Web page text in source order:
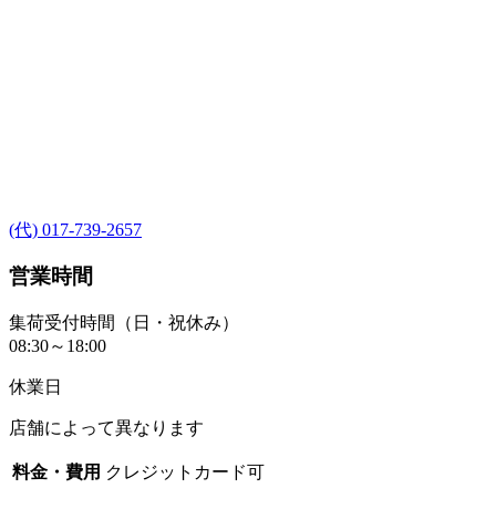
(代) 017-739-2657
営業時間
集荷受付時間（日・祝休み）
08:30～18:00
休業日
店舗によって異なります
料金・費用 クレジットカード可